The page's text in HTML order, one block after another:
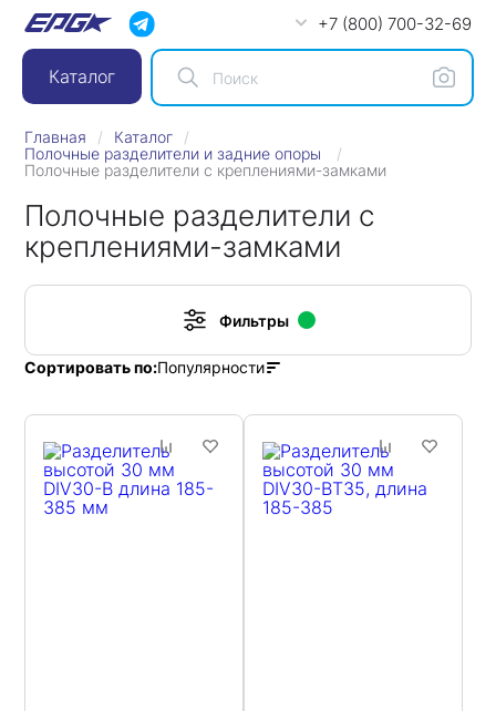
+7 (800) 700-32-69
Каталог
Главная
Каталог
Полочные разделители и задние опоры
Полочные разделители с креплениями-замками
Полочные разделители с
креплениями-замками
Сортировать по:Популярности
Фильтры